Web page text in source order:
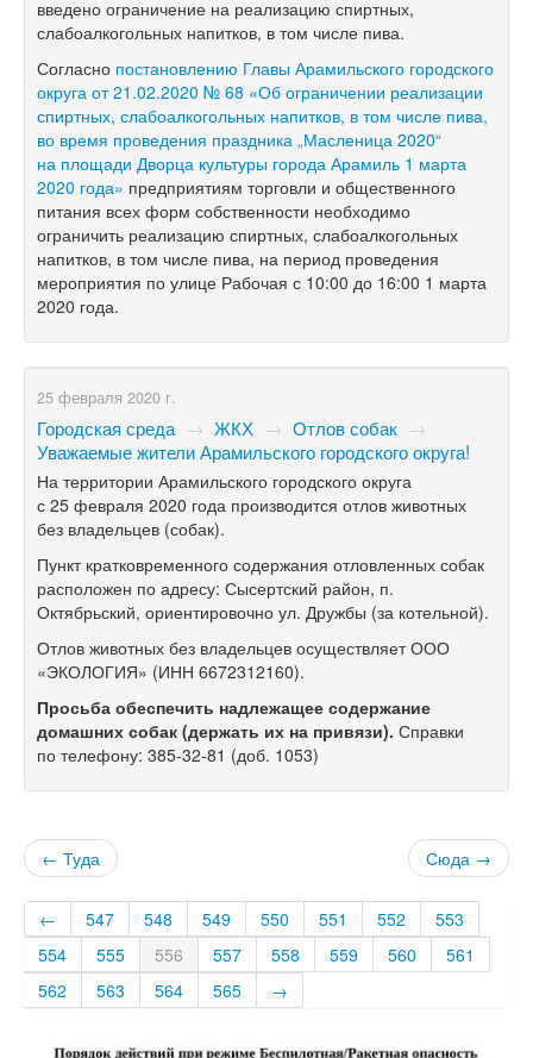
введено ограничение на реализацию спиртных,
слабоалкогольных напитков, в том числе пива.
Согласно постановлению Главы Арамильского городского
округа от 21.02.2020 № 68 «Об ограничении реализации
спиртных, слабоалкогольных напитков, в том числе пива,
во время проведения праздника „Масленица 2020“
на площади Дворца культуры города Арамиль 1 марта
2020 года» предприятиям торговли и общественного
питания всех форм собственности необходимо
ограничить реализацию спиртных, слабоалкогольных
напитков, в том числе пива, на период проведения
мероприятия по улице Рабочая с 10:00 до 16:00 1 марта
2020 года.
25 февраля 2020 г.
Городская среда → ЖКХ → Отлов собак →
Уважаемые жители Арамильского городского округа!
На территории Арамильского городского округа
с 25 февраля 2020 года производится отлов животных
без владельцев (собак).
Пункт кратковременного содержания отловленных собак
расположен по адресу: Сысертский район, п.
Октябрьский, ориентировочно ул. Дружбы (за котельной).
Отлов животных без владельцев осуществляет ООО
«ЭКОЛОГИЯ» (ИНН 6672312160).
Просьба обеспечить надлежащее содержание
домашних собак (держать их на привязи). Справки
по телефону: 385-32-81 (доб. 1053)
← Туда Сюда →
← 547 548 549 550 551 552
553
554
555 556 557 558 559 560
561
562
563 564 565 →